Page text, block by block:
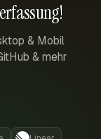
& Mobil
& mehr